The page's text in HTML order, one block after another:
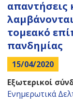
απαντήσεις
τομεακό
πανδημίας
15/04/2020
Εξωτερικοί
Ενημερωτικά